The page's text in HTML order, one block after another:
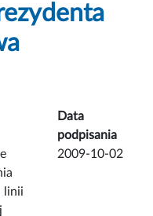
Data
podpisania
linii
2009-10-02